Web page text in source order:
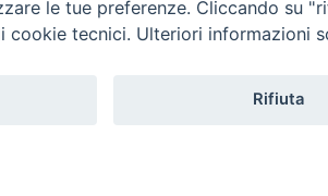
decreto del 15 giugno 1950 al n. 37 del registro
le tue preferenze. Cliccando su
cookie tecnici. Ulteriori informazioni
Rifiuta